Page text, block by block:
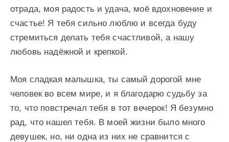
отрада, моя радость и удача, моё вдохновение и
счастье! Я тебя сильно люблю и всегда буду
стремиться делать тебя счастливой, а нашу
любовь надёжной и крепкой.
Моя сладкая малышка, ты самый дорогой мне
человек во всем мире, и я благодарю судьбу за
то, что повстречал тебя в тот вечерок! Я безумно
рад, что нашел тебя. В моей жизни было много
девушек, но, ни одна из них не сравнится с